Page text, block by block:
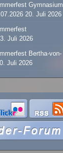
Gymnasium
20. Juli 2026
Juli 2026
Bertha-von-
Juli 2026